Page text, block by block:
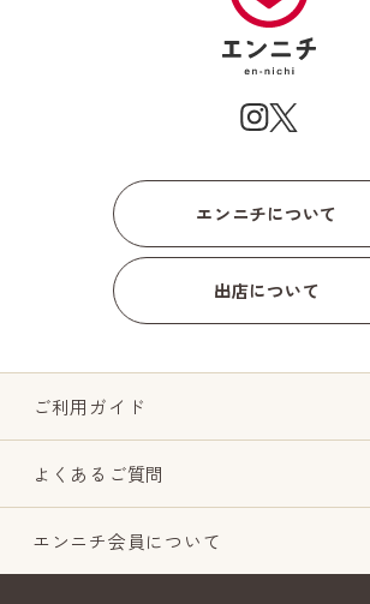
エンニチについて
出店について
ご利用ガイド
よくあるご質問
エンニチ会員について